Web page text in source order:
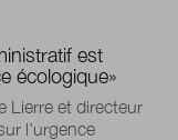
est
écologique»
Lierre et directeur
l’urgence